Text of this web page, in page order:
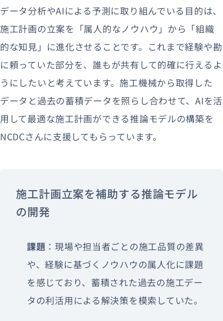
データ分析やAIによる予測に取り組んでいる目的は、
施工計画の立案を「属人的なノウハウ」から「組織
的な知見」に進化させることです。これまで経験や勘
に頼っていた部分を、誰もが共有して的確に行えるよ
うにしたいと考えています。施工機械から取得した
データと過去の蓄積データを照らし合わせて、AIを活
用して最適な施工計画ができる推論モデルの構築を
NCDCさんに支援してもらっています。
施工計画立案を補助する推論モデル
の開発
課題 ：現場や担当者ごとの施工品質の差異
や、経験に基づくノウハウの属人化に課題
を感じており、蓄積された過去の施工デー
タの利活用による解決策を模索していた。